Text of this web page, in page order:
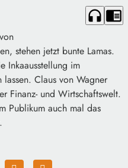
headphones chrome_reader_mode
stehen jetzt bunte Lamas.
Inkaausstellung im
lassen. Claus von Wagner
Finanz- und Wirtschaftswelt.
Publikum auch mal das